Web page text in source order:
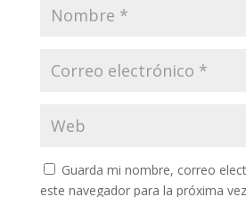
Guarda mi nombre, correo
este navegador para la próxima